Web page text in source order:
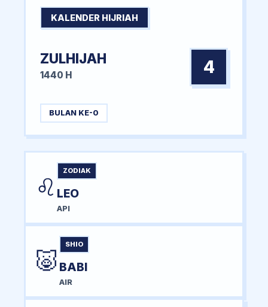
KALENDER HIJRIAH
ZULHIJAH
1440 H 4
BULAN KE-0
♌
ZODIAK
LEO
API
🐷
SHIO
BABI
AIR